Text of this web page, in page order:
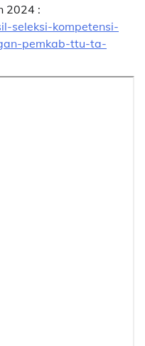
2024 :
seleksi-kompetensi-
pemkab-ttu-ta-